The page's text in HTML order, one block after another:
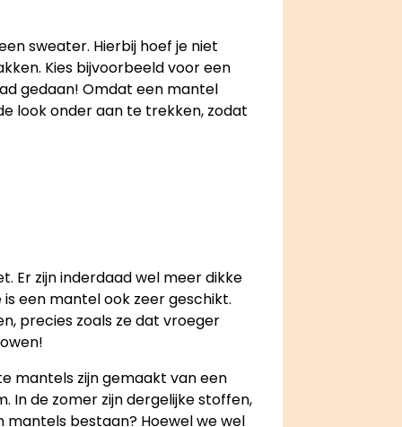
sweater. Hierbij hoef je niet
Kies bijvoorbeeld voor een
gedaan! Omdat een mantel
look onder aan te trekken, zodat
Er zijn inderdaad wel meer dikke
een mantel ook zeer geschikt.
precies zoals ze dat vroeger
mantels zijn gemaakt van een
In de zomer zijn dergelijke stoffen,
bestaan? Hoewel we wel